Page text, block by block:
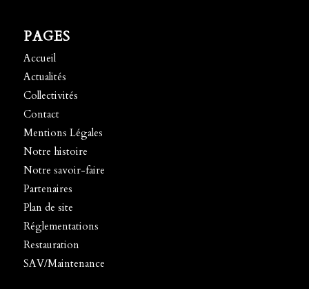
PAGES
Accueil
Actualités
Collectivités
Contact
Mentions Légales
Notre histoire
Notre savoir-faire
Partenaires
Plan de site
Réglementations
Restauration
SAV/Maintenance